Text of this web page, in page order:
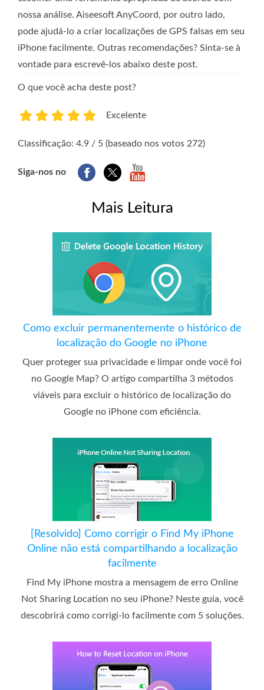
nossa análise. Aiseesoft AnyCoord, por outro lado,
pode ajudá-lo a criar localizações de GPS falsas em seu
iPhone facilmente. Outras recomendações? Sinta-se à
vontade para escrevê-los abaixo deste post.
O que você acha deste post?
Excelente
Classificação: 4.9 / 5 (baseado nos votos 272)
Siga-nos no
Mais Leitura
Como excluir permanentemente o histórico de
localização do Google no iPhone
Quer proteger sua privacidade e limpar onde você foi
no Google Map? O artigo compartilha 3 métodos
viáveis ​​para excluir o histórico de localização do
Google no iPhone com eficiência.
[Resolvido] Como corrigir o Find My iPhone
Online não está compartilhando a localização
facilmente
Find My iPhone mostra a mensagem de erro Online
Not Sharing Location no seu iPhone? Neste guia, você
descobrirá como corrigi-lo facilmente com 5 soluções.